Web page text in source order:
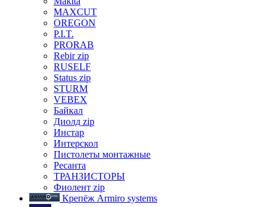
MAXCUT
OREGON
P.I.T.
PRORAB
Rebir zip
RUSELF
Status zip
STURM
VEBEX
Байкал
Диолд zip
Инстар
Интерскол
Пистолеты монтажные
Ресанта
ТРАНЗИСТОРЫ
Фиолент zip
Крепёж Armiro systems